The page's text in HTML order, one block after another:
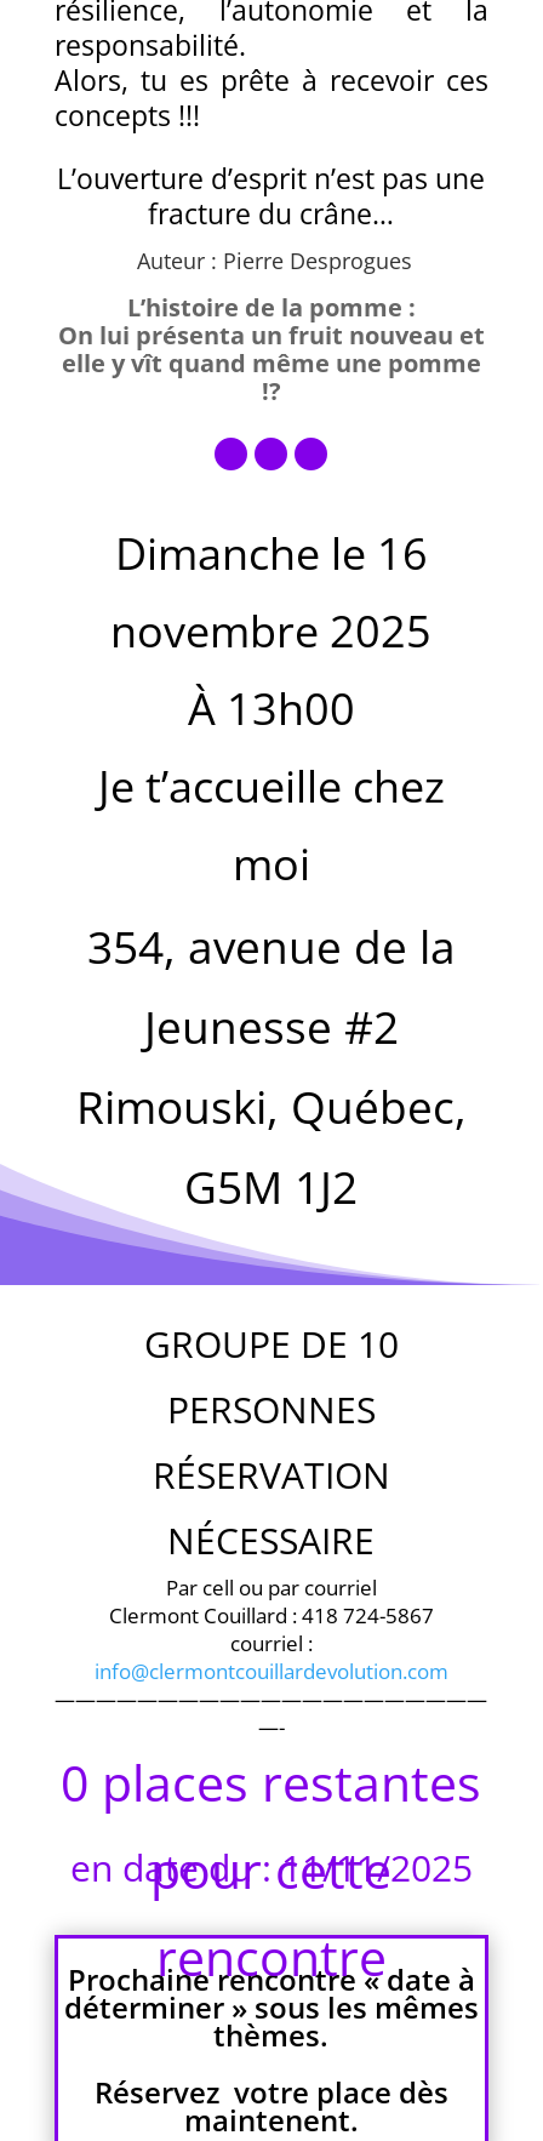
résilience, l’autonomie et la
responsabilité.
Alors, tu es prête à recevoir ces
concepts !!!
L’ouverture d’esprit n’est pas une
fracture du crâne…
Auteur : Pierre Desprogues
L’histoire de la pomme :
On lui présenta un fruit nouveau et
elle y vît quand même une pomme
!?

Dimanche le 16
novembre 2025
À 13h00
Je t’accueille chez
moi
354, avenue de la
Jeunesse #2
Rimouski, Québec,
G5M 1J2
GROUPE DE 10
PERSONNES
RÉSERVATION
NÉCESSAIRE
Par cell ou par courriel
Clermont Couillard : 418 724-5867
courriel :
info@clermontcouillardevolution.com
—————————————————————
—-
0 places restantes
pour cette
rencontre
en date du : 11/11/2025
Prochaine rencontre « date à
déterminer » sous les mêmes
thèmes.
Réservez votre place dès
maintenent.